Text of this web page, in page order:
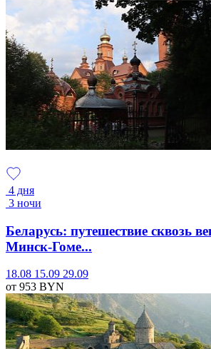
4 дня
3 ночи
Беларусь: путешествие сквозь
Минск-Гоме...
18.08 15.09 29.09
от 953 BYN